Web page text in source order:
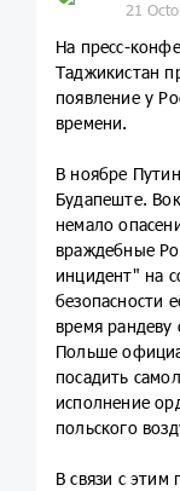
21
На пресс-
Таджикистан
появление у
времени.
В ноябре
Будапеште.
немало
враждебные
инцидент" на
безопасности
время
Польше
посадить
исполнение
польского
В связи с этим